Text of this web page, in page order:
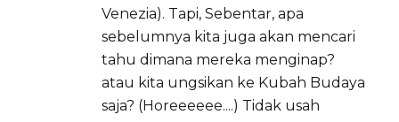
Venezia). Tapi, Sebentar, apa
sebelumnya kita juga akan mencari
tahu dimana mereka menginap?
atau kita ungsikan ke Kubah Budaya
saja? (Horeeeeee....) Tidak usah